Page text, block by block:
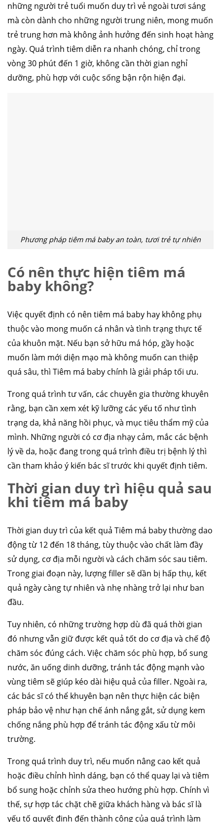
những người trẻ tuổi muốn duy trì vẻ ngoài tươi sáng
mà còn dành cho những người trung niên, mong muốn
trẻ trung hơn mà không ảnh hưởng đến sinh hoạt hàng
ngày. Quá trình tiêm diễn ra nhanh chóng, chỉ trong
vòng 30 phút đến 1 giờ, không cần thời gian nghỉ
dưỡng, phù hợp với cuộc sống bận rộn hiện đại.
Phương pháp tiêm má baby an toàn, tươi trẻ tự nhiên
Có nên thực hiện tiêm má
baby không?
Việc quyết định có nên tiêm má baby hay không phụ
thuộc vào mong muốn cá nhân và tình trạng thực tế
của khuôn mặt. Nếu bạn sở hữu má hóp, gầy hoặc
muốn làm mới diện mạo mà không muốn can thiệp
quá sâu, thì Tiêm má baby chính là giải pháp tối ưu.
Trong quá trình tư vấn, các chuyên gia thường khuyên
rằng, bạn cần xem xét kỹ lưỡng các yếu tố như tình
trạng da, khả năng hồi phục, và mục tiêu thẩm mỹ của
mình. Những người có cơ địa nhạy cảm, mắc các bệnh
lý về da, hoặc đang trong quá trình điều trị bệnh lý thì
cần tham khảo ý kiến bác sĩ trước khi quyết định tiêm.
Thời gian duy trì hiệu quả sau
khi tiêm má baby
Thời gian duy trì của kết quả Tiêm má baby thường dao
động từ 12 đến 18 tháng, tùy thuộc vào chất làm đầy
sử dụng, cơ địa mỗi người và cách chăm sóc sau tiêm.
Trong giai đoạn này, lượng filler sẽ dần bị hấp thụ, kết
quả ngày càng tự nhiên và nhẹ nhàng trở lại như ban
đầu.
Tuy nhiên, có những trường hợp dù đã quá thời gian
đó nhưng vẫn giữ được kết quả tốt do cơ địa và chế độ
chăm sóc đúng cách. Việc chăm sóc phù hợp, bổ sung
nước, ăn uống dinh dưỡng, tránh tác động mạnh vào
vùng tiêm sẽ giúp kéo dài hiệu quả của filler. Ngoài ra,
các bác sĩ có thể khuyên bạn nên thực hiện các biện
pháp bảo vệ như hạn chế ánh nắng gắt, sử dụng kem
chống nắng phù hợp để tránh tác động xấu từ môi
trường.
Trong quá trình duy trì, nếu muốn nâng cao kết quả
hoặc điều chỉnh hình dáng, bạn có thể quay lại và tiêm
bổ sung hoặc chỉnh sửa theo hướng phù hợp. Chính vì
thế, sự hợp tác chặt chẽ giữa khách hàng và bác sĩ là
yếu tố quyết định đến thành công của quá trình làm